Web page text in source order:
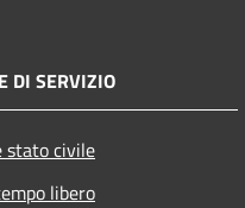
DI SERVIZIO
stato civile
libero